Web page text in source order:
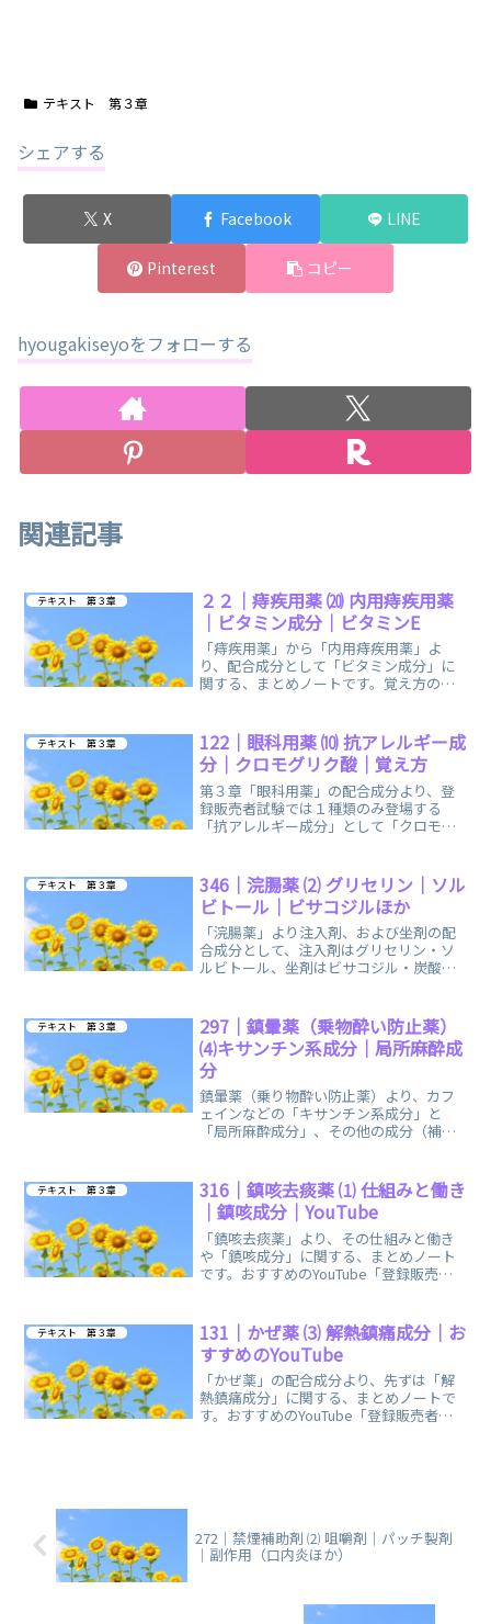
テキスト 第３章
シェアする
X Facebook LINE
Pinterest コピー
hyougakiseyoをフォローする
関連記事
テキスト 第３章
２２｜痔疾用薬 ⒇ 内用痔疾用薬
｜ビタミン成分｜ビタミンE
「痔疾用薬」から「内用痔疾用薬」よ
り、配合成分として「ビタミン成分」に
関する、まとめノートです。覚え方の語
テキスト 第３章
122｜眼科用薬 ⑽ 抗アレルギー成
分｜クロモグリク酸｜覚え方
第３章「眼科用薬」の配合成分より、登
録販売者試験では１種類のみ登場する
「抗アレルギー成分」として「クロモグ
テキスト 第３章
346｜浣腸薬 ⑵ グリセリン｜ソル
ビトール｜ビサコジルほか
「浣腸薬」より注入剤、および坐剤の配
合成分として、注入剤はグリセリン・ソ
ルビトール、坐剤はビサコジル・炭酸水
テキスト 第３章
297｜鎮暈薬（乗物酔い防止薬）
⑷キサンチン系成分｜局所麻酔成
分
鎮暈薬（乗り物酔い防止薬）より、カフ
ェインなどの「キサンチン系成分」と
「局所麻酔成分」、その他の成分（補助
テキスト 第３章
316｜鎮咳去痰薬 ⑴ 仕組みと働き
｜鎮咳成分｜YouTube
「鎮咳去痰薬」より、その仕組みと働き
や「鎮咳成分」に関する、まとめノート
です。おすすめのYouTube「登録販売者
テキスト 第３章
131｜かぜ薬 ⑶ 解熱鎮痛成分｜お
すすめのYouTube
「かぜ薬」の配合成分より、先ずは「解
熱鎮痛成分」に関する、まとめノートで
す。おすすめのYouTube「登録販売者ご
272｜禁煙補助剤 ⑵ 咀嚼剤｜パッチ製剤
｜副作用（口内炎ほか）